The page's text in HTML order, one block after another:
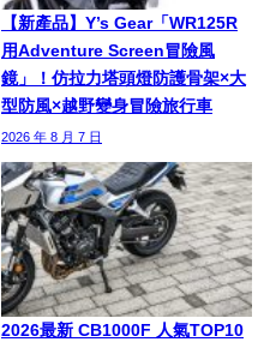
【新產品】Y’s Gear「WR125R
用Adventure Screen冒險風
鏡」！仿拉力塔頭燈防護骨架×大
型防風×越野變身冒險旅行車
2026 年 8 月 7 日
2026最新 CB1000F 人氣TOP10